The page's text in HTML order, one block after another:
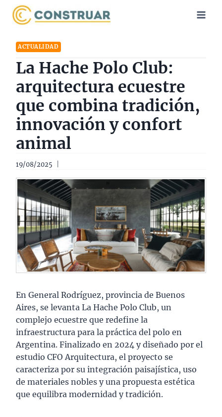
Saltar
ACTUALIDAD
La Hache Polo Club:
arquitectura ecuestre
que combina tradición,
innovación y confort
animal
19/08/2025
En General Rodríguez, provincia de Buenos
Aires, se levanta La Hache Polo Club, un
complejo ecuestre que redefine la
infraestructura para la práctica del polo en
Argentina. Finalizado en 2024 y diseñado por el
estudio CFO Arquitectura, el proyecto se
caracteriza por su integración paisajística, uso
de materiales nobles y una propuesta estética
que equilibra modernidad y tradición.